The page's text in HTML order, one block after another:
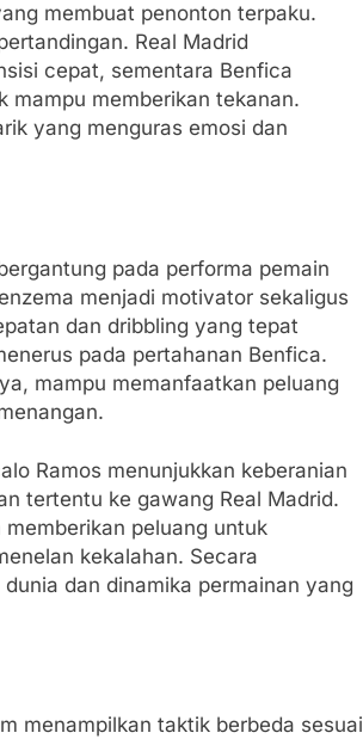
membuat penonton terpaku.
Real Madrid
cepat, sementara Benfica
mampu memberikan tekanan.
yang menguras emosi dan
pada performa pemain
menjadi motivator sekaligus
dan dribbling yang tepat
pada pertahanan Benfica.
mampu memanfaatkan peluang
Ramos menunjukkan keberanian
tertentu ke gawang Real Madrid.
peluang untuk
kekalahan. Secara
dan dinamika permainan yang
menampilkan taktik berbeda sesuai